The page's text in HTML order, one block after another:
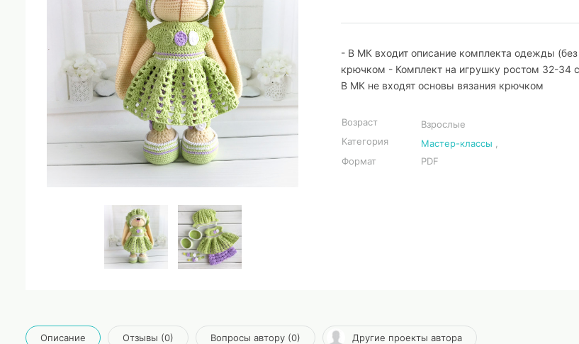
- В МК входит описание комплекта одежды
крючком - Комплект на игрушку ростом 32-
В МК не входят основы вязания крючком
Возраст
Взрослые
Категория
Мастер-классы
Формат
PDF
Описание Отзывы (0) Вопросы автору (0) Другие проекты автора